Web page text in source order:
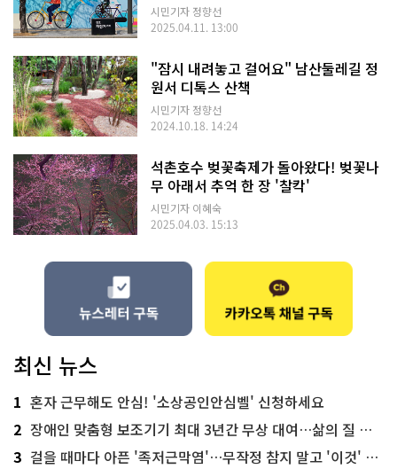
시민기자 정향선
2025.04.11. 13:00
"잠시 내려놓고 걸어요" 남산둘레길 정
원서 디톡스 산책
시민기자 정향선
2024.10.18. 14:24
석촌호수 벚꽃축제가 돌아왔다! 벚꽃나
무 아래서 추억 한 장 '찰칵'
시민기자 이혜숙
2025.04.03. 15:13
최신 뉴스
1 혼자 근무해도 안심! '소상공인안심벨' 신청하세요
2 장애인 맞춤형 보조기기 최대 3년간 무상 대여…삶의 질 높인다
3 걸을 때마다 아픈 '족저근막염'…무작정 참지 말고 '이것' 해보세요!